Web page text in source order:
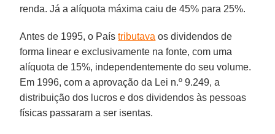
renda. Já a alíquota máxima caiu de 45% para 25%.
Antes de 1995, o Paístributava os dividendos de
forma linear e exclusivamente na fonte, com uma
alíquota de 15%, independentemente do seu volume.
Em 1996, com a aprovação da Lei n.º 9.249, a
distribuição dos lucros e dos dividendos às pessoas
físicas passaram a ser isentas.